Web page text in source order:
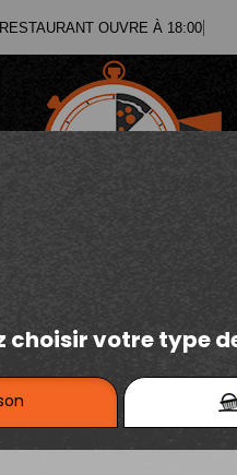
RESTAURANT OUVRE À 18:00